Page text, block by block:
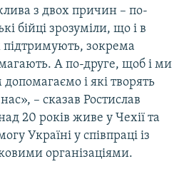
з двох причин – по-
бійці зрозуміли, що і в
підтримують, зокрема
А по-друге, щоб і ми
і які творять
– сказав Ростислав
20 років живе у Чехії та
Україні у співпраці із
організаціями.